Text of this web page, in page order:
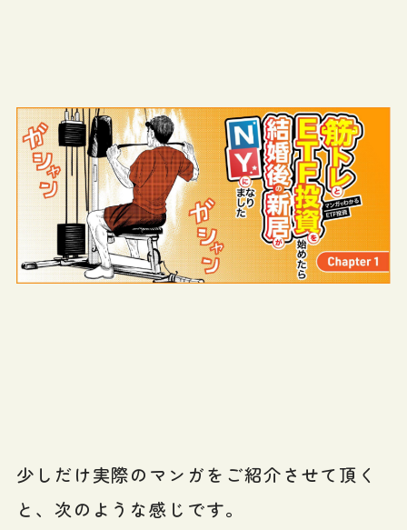
少しだけ実際のマンガをご紹介させて頂く
と、次のような感じです。